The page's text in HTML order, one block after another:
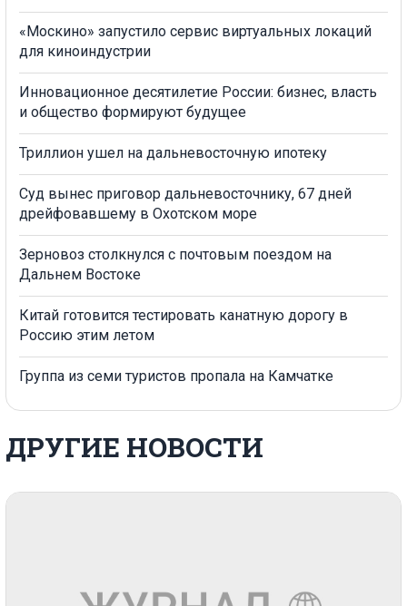
«Москино» запустило сервис виртуальных локаций
для киноиндустрии
Инновационное десятилетие России: бизнес, власть
и общество формируют будущее
Триллион ушел на дальневосточную ипотеку
Суд вынес приговор дальневосточнику, 67 дней
дрейфовавшему в Охотском море
Зерновоз столкнулся с почтовым поездом на
Дальнем Востоке
Китай готовится тестировать канатную дорогу в
Россию этим летом
Группа из семи туристов пропала на Камчатке
ДРУГИЕ НОВОСТИ